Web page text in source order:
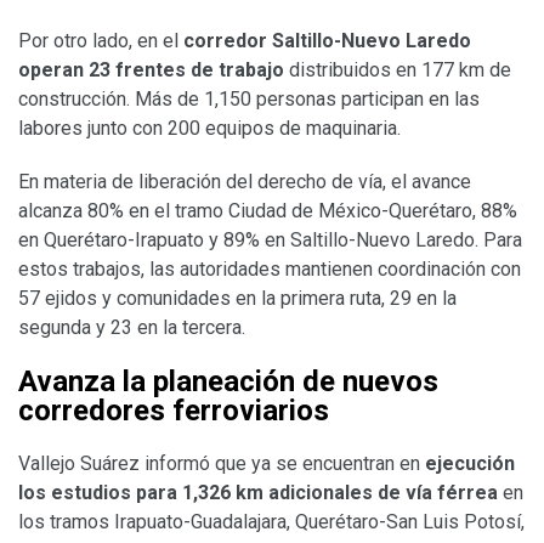
Por otro lado, en el corredor Saltillo-Nuevo Laredo
operan 23 frentes de trabajo distribuidos en 177 km de
construcción. Más de 1,150 personas participan en las
labores junto con 200 equipos de maquinaria.
En materia de liberación del derecho de vía, el avance
alcanza 80% en el tramo Ciudad de México-Querétaro, 88%
en Querétaro-Irapuato y 89% en Saltillo-Nuevo Laredo. Para
estos trabajos, las autoridades mantienen coordinación con
57 ejidos y comunidades en la primera ruta, 29 en la
segunda y 23 en la tercera.
Avanza la planeación de nuevos
corredores ferroviarios
Vallejo Suárez informó que ya se encuentran en ejecución
los estudios para 1,326 km adicionales de vía férrea en
los tramos Irapuato-Guadalajara, Querétaro-San Luis Potosí,